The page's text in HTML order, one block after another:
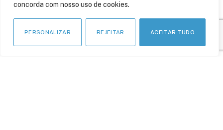
concorda com nosso uso de cookies.
PERSONALIZAR REJEITAR ACEITAR TUDO